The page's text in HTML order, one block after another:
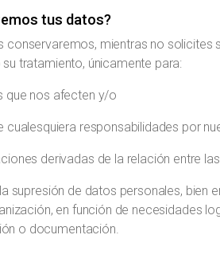
tus datos?
mientras no solicites
tratamiento, únicamente para:
que nos afecten y/o
responsabilidades por
derivadas de la relación entre
supresión de datos personales, bien
en función de necesidades
o documentación.